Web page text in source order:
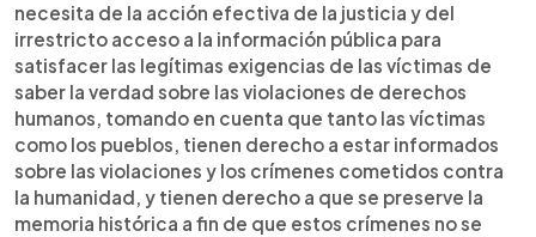
necesita de la acción efectiva de la justicia y del
irrestricto acceso a la información pública para
satisfacer las legítimas exigencias de las víctimas de
saber la verdad sobre las violaciones de derechos
humanos, tomando en cuenta que tanto las víctimas
como los pueblos, tienen derecho a estar informados
sobre las violaciones y los crímenes cometidos contra
la humanidad, y tienen derecho a que se preserve la
memoria histórica a fin de que estos crímenes no se